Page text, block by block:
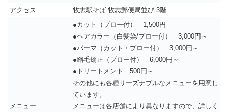
アクセス
牧志駅そば 牧志郵便局並び 3階
メニュー
●カット（ブロー付） 1,500円
●ヘアカラー（白髪染/ブロー付） 3,000円～
●パーマ（カット・ブロー付） 3,000円～
●縮毛矯正（ブロー付） 6,000円～
●トリートメント 500円～
その他にも各種リーズナブルなメニューを用意し
ています。
メニューは各店舗により異なりますので、詳しく